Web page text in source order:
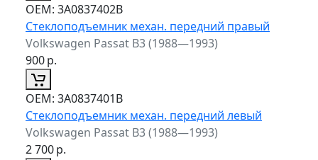
ОЕМ: 3A0837402B
Стеклоподъемник механ. передний правый
Volkswagen Passat B3 (1988—1993)
900р.
ОЕМ: 3A0837401B
Стеклоподъемник механ. передний левый
Volkswagen Passat B3 (1988—1993)
2 700р.